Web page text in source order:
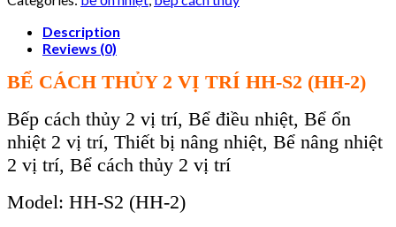
Description
Reviews (0)
BỂ CÁCH THỦY 2 VỊ TRÍ HH-S2 (HH-2)
Bếp cách thủy 2 vị trí, Bể điều nhiệt, Bể ổn
nhiệt 2 vị trí, Thiết bị nâng nhiệt, Bể nâng nhiệt
2 vị trí, Bể cách thủy 2 vị trí
Model: HH-S2 (HH-2)